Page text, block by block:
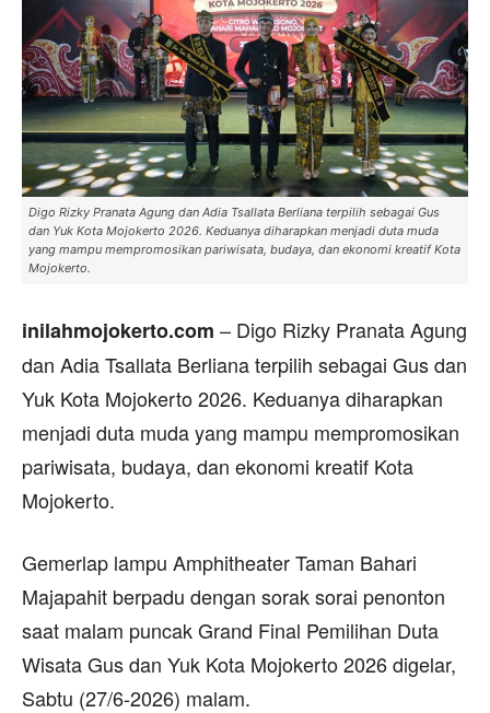
Digo Rizky Pranata Agung dan Adia Tsallata Berliana terpilih sebagai Gus
dan Yuk Kota Mojokerto 2026. Keduanya diharapkan menjadi duta muda
yang mampu mempromosikan pariwisata, budaya, dan ekonomi kreatif Kota
Mojokerto.
inilahmojokerto.com – Digo Rizky Pranata Agung
dan Adia Tsallata Berliana terpilih sebagai Gus dan
Yuk Kota Mojokerto 2026. Keduanya diharapkan
menjadi duta muda yang mampu mempromosikan
pariwisata, budaya, dan ekonomi kreatif Kota
Mojokerto.
Gemerlap lampu Amphitheater Taman Bahari
Majapahit berpadu dengan sorak sorai penonton
saat malam puncak Grand Final Pemilihan Duta
Wisata Gus dan Yuk Kota Mojokerto 2026 digelar,
Sabtu (27/6-2026) malam.